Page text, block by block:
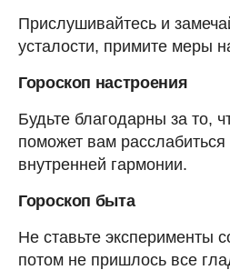
Прислушивайтесь и
усталости, примите меры
Гороскоп настроения
Будьте благодарны за то,
поможет вам расслабиться
внутренней гармонии.
Гороскоп быта
Не ставьте эксперименты
потом не пришлось все